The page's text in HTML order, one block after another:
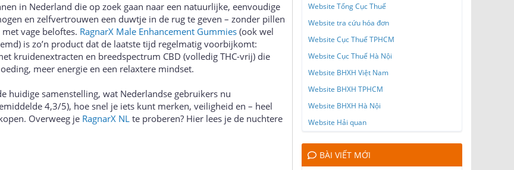
in Nederland die op zoek gaan naar een natuurlijke, eenvoudige
en zelfvertrouwen een duwtje in de rug te geven – zonder pillen
vage beloftes. RagnarX Male Enhancement Gummies (ook wel
is zo’n product dat de laatste tijd regelmatig voorbijkomt:
kruidenextracten en breedspectrum CBD (volledig THC-vrij) die
meer energie en een relaxtere mindset.
huidige samenstelling, wat Nederlandse gebruikers nu
4,3/5), hoe snel je iets kunt merken, veiligheid en – heel
Overweeg je RagnarX NL te proberen? Hier lees je de nuchtere
Website Tổng Cục Thuế
Website tra cứu hóa đơn
Website Cục Thuế TPHCM
Website Cục Thuế Hà Nội
Website BHXH Việt Nam
Website BHXH TPHCM
Website BHXH Hà Nội
Website Hải quan
BÀI VIẾT MỚI